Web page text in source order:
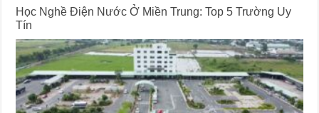
Học Nghề Điện Nước Ở Miền Trung: Top 5 Trường Uy
Tín